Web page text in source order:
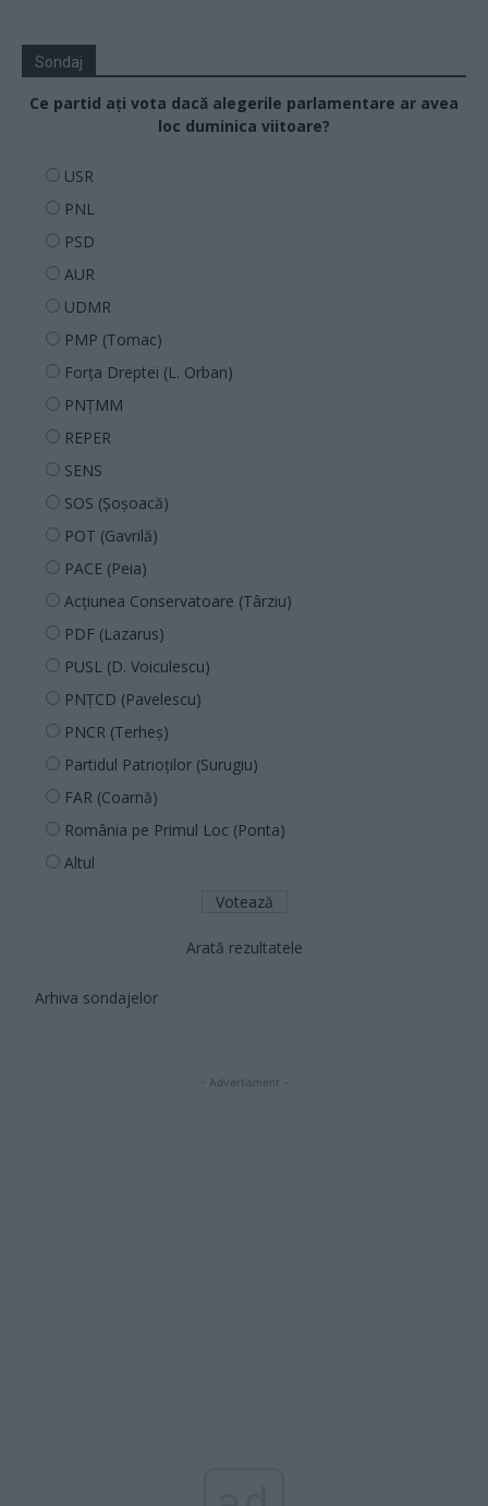
Sondaj
Ce partid ați vota dacă alegerile parlamentare ar avea
loc duminica viitoare?
USR
PNL
PSD
AUR
UDMR
PMP (Tomac)
Forța Dreptei (L. Orban)
PNȚMM
REPER
SENS
SOS (Șoșoacă)
POT (Gavrilă)
PACE (Peia)
Acțiunea Conservatoare (Târziu)
PDF (Lazarus)
PUSL (D. Voiculescu)
PNȚCD (Pavelescu)
PNCR (Terheș)
Partidul Patrioților (Surugiu)
FAR (Coarnă)
România pe Primul Loc (Ponta)
Altul
Arată rezultatele
Arhiva sondajelor
- Advertisment -